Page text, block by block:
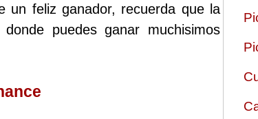
un feliz ganador, recuerda que la
puedes ganar muchisimos